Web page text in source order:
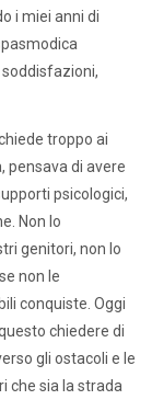
i miei anni di
troppo ai
pensava di avere
psicologici,
Non lo
genitori, non lo
non le
conquiste. Oggi
chiedere di
gli ostacoli e le
che sia la strada